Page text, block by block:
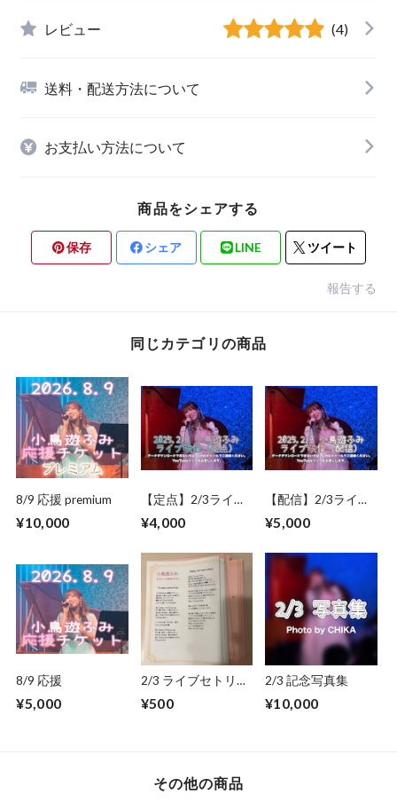
レビュー (4)
送料・配送方法について
お支払い方法について
商品をシェアする
保存 シェア LINE ツイート
報告する
同じカテゴリの商品
8/9 応援 premium
¥10,000
【定点】2/3ライブ
¥4,000
【配信】2/3ライブ
¥5,000
8/9 応援
¥5,000
2/3 ライブセトリ&
¥500
2/3 記念写真集
¥10,000
その他の商品